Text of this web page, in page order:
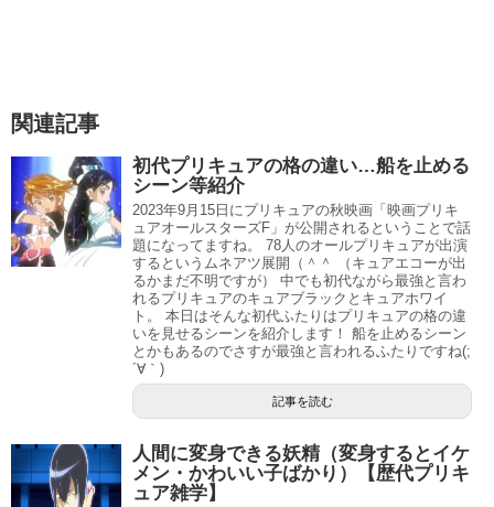
関連記事
初代プリキュアの格の違い…船を止める
シーン等紹介
2023年9月15日にプリキュアの秋映画「映画プリキ
ュアオールスターズF」が公開されるということで話
題になってますね。 78人のオールプリキュアが出演
するというムネアツ展開（＾＾ （キュアエコーが出
るかまだ不明ですが） 中でも初代ながら最強と言わ
れるプリキュアのキュアブラックとキュアホワイ
ト。 本日はそんな初代ふたりはプリキュアの格の違
いを見せるシーンを紹介します！ 船を止めるシーン
とかもあるのでさすが最強と言われるふたりですね(;
´∀｀)
記事を読む
人間に変身できる妖精（変身するとイケ
メン・かわいい子ばかり）【歴代プリキ
ュア雑学】